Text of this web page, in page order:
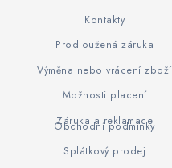
Kontakty
Prodloužená záruka
Výměna nebo vrácení zboží
Možnosti placení
Záruka a reklamace
Obchodní podmínky
Splátkový prodej